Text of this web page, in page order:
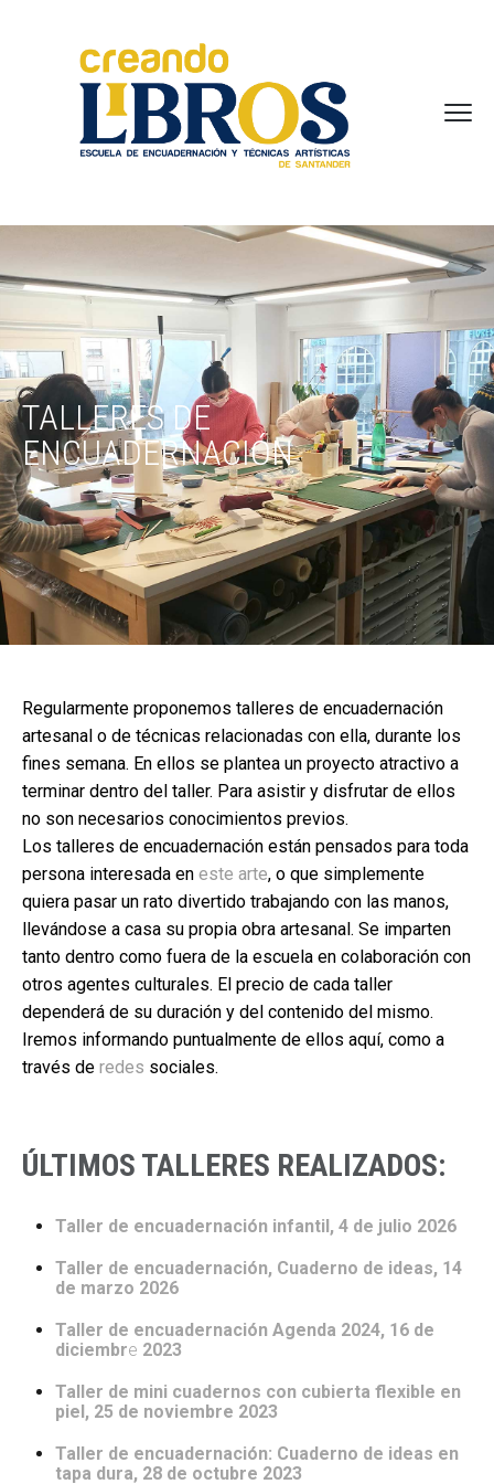
TALLERES DE
ENCUADERNACIÓN
Regularmente proponemos talleres de encuadernación
artesanal o de técnicas relacionadas con ella, durante los
fines semana. En ellos se plantea un proyecto atractivo a
terminar dentro del taller. Para asistir y disfrutar de ellos
no son necesarios conocimientos previos.
Los talleres de encuadernación están pensados para toda
persona interesada en este arte, o que simplemente
quiera pasar un rato divertido trabajando con las manos,
llevándose a casa su propia obra artesanal. Se imparten
tanto dentro como fuera de la escuela en colaboración con
otros agentes culturales. El precio de cada taller
dependerá de su duración y del contenido del mismo.
Iremos informando puntualmente de ellos aquí, como a
través de redes sociales.
ÚLTIMOS TALLERES REALIZADOS:
Taller de encuadernación infantil, 4 de julio 2026
Taller de encuadernación, Cuaderno de ideas, 14
de marzo 2026
Taller de encuadernación Agenda 2024, 16 de
diciembre 2023
Taller de mini cuadernos con cubierta flexible en
piel, 25 de noviembre 2023
Taller de encuadernación: Cuaderno de ideas en
tapa dura, 28 de octubre 2023